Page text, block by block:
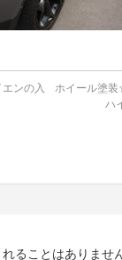
ンの入
ホイール塗
ハ
ることはありませ